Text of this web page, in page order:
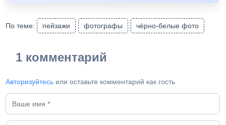
По теме: пейзажи фотографы чёрно-белые фото
1 комментарий
Авторизуйтесь или оставьте комментарий как гость